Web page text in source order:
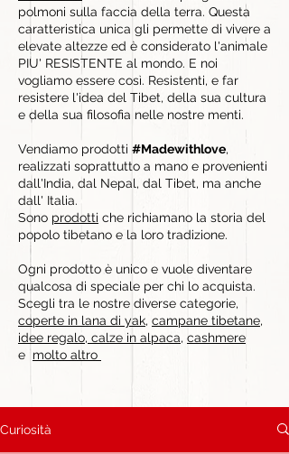
polmoni sulla faccia della terra. Questa
caratteristica unica gli permette di vivere a
elevate altezze ed è considerato l'animale
PIU' RESISTENTE al mondo. E noi
vogliamo essere così. Resistenti, e far
resistere l'idea del Tibet, della sua cultura
e della sua filosofia nelle nostre menti.
Vendiamo prodotti #Madewithlove,
realizzati soprattutto a mano e provenienti
dall'India, dal Nepal, dal Tibet, ma anche
dall' Italia.
Sono prodotti che richiamano la storia del
popolo tibetano e la loro tradizione.
Ogni prodotto è unico e vuole diventare
qualcosa di speciale per chi lo acquista.
Scegli tra le nostre diverse categorie,
coperte in lana di yak, campane tibetane,
idee regalo, calze in alpaca, cashmere
e molto altro
Curiosità